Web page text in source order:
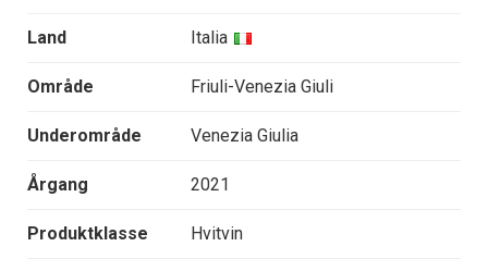
Land Italia
Område Friuli-Venezia Giuli
Underområde Venezia Giulia
Årgang 2021
Produktklasse Hvitvin